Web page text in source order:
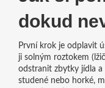
dokud
První krok je odplavit
ji solným roztokem
odstranit zbytky jídla a
studené nebo horké,